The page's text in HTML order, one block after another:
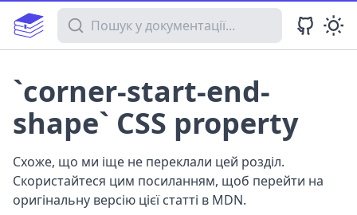
Пошук у документації
`corner-start-end-
shape` CSS property
Схоже, що ми іще не переклали цей розділ.
Скористайтеся цим посиланням, щоб перейти на
оригінальну версію цієї статті в MDN.